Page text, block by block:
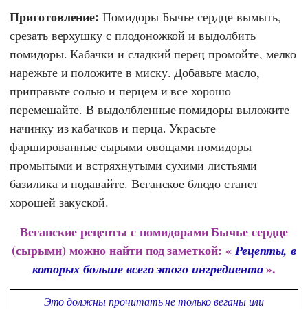
Приготовление: Помидоры Бычье сердце вымыть,
срезать верхушку с плодоножкой и выдолбить
помидоры. Кабачки и сладкий перец промойте, мелко
нарежьте и положите в миску. Добавьте масло,
приправьте солью и перцем и все хорошо
перемешайте. В выдолбленные помидоры выложите
начинку из кабачков и перца. Украсьте
фаршированные сырыми овощами помидоры
промытыми и встряхнутыми сухими листьями
базилика и подавайте. Веганское блюдо станет
хорошей закуской.
Веганские рецепты с помидорами Бычье сердце
(сырыми) можно найти под заметкой: « Рецепты, в
которых больше всего этого ингредиента».
Это должны прочитать не только веганы или